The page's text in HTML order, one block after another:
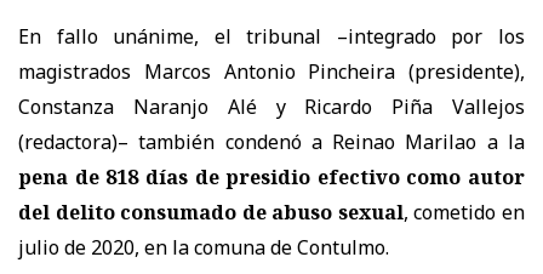
En fallo unánime, el tribunal –integrado por los
magistrados Marcos Antonio Pincheira (presidente),
Constanza Naranjo Alé y Ricardo Piña Vallejos
(redactora)– también condenó a Reinao Marilao a la
pena de 818 días de presidio efectivo como autor
del delito consumado de abuso sexual, cometido en
julio de 2020, en la comuna de Contulmo.